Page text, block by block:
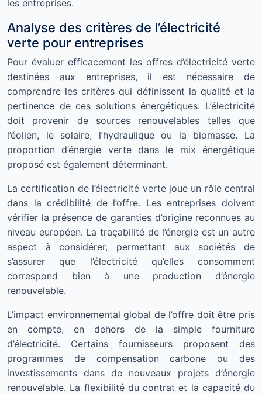
les entreprises.
Analyse des critères de l’électricité
verte pour entreprises
Pour évaluer efficacement les offres d’électricité verte
destinées aux entreprises, il est nécessaire de
comprendre les critères qui définissent la qualité et la
pertinence de ces solutions énergétiques. L’électricité
doit provenir de sources renouvelables telles que
l’éolien, le solaire, l’hydraulique ou la biomasse. La
proportion d’énergie verte dans le mix énergétique
proposé est également déterminant.
La certification de l’électricité verte joue un rôle central
dans la crédibilité de l’offre. Les entreprises doivent
vérifier la présence de garanties d’origine reconnues au
niveau européen. La traçabilité de l’énergie est un autre
aspect à considérer, permettant aux sociétés de
s’assurer que l’électricité qu’elles consomment
correspond bien à une production d’énergie
renouvelable.
L’impact environnemental global de l’offre doit être pris
en compte, en dehors de la simple fourniture
d’électricité. Certains fournisseurs proposent des
programmes de compensation carbone ou des
investissements dans de nouveaux projets d’énergie
renouvelable. La flexibilité du contrat et la capacité du